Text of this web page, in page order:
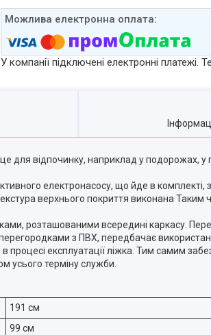
У компанії підключені електронні
для відпочинку, наприклад у подорожах, у
електронасосу, що йде в комплекті,
верхнього покриття виконана Таким
розташованими всередині каркасу.
з ПВХ, передбачає
експлуатації ліжка. Тим самим
усього терміну служби.
191 см
99 см